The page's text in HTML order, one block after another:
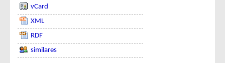
vCard
XML
RDF
similares